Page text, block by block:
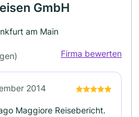
GmbH
am Main
Firma bewerten
2014
Maggiore Reisebericht.